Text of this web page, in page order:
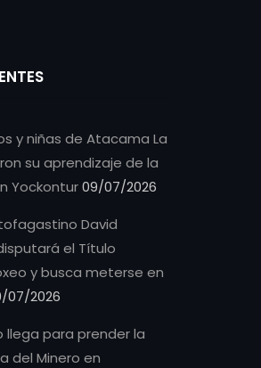
y niñas de Atacama La
su aprendizaje de la
Yockontur09/07/2026
David
el Título
y busca meterse en
07/2026
llega para prender la
del Minero en